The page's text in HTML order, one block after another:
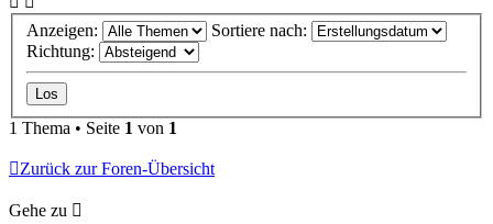
Anzeigen:
Sortiere nach:
Richtung:
1 Thema • Seite 1 von 1
Zurück zur Foren-Übersicht
Gehe zu